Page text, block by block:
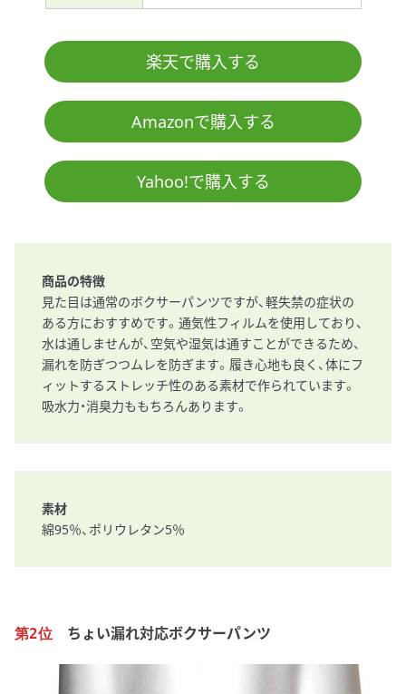
楽天で購入する
Amazonで購入する
Yahoo!で購入する
商品の特徴
見た目は通常のボクサーパンツですが、軽失禁の症状の
ある方におすすめです。通気性フィルムを使用しており、
水は通しませんが、空気や湿気は通すことができるため、
漏れを防ぎつつムレを防ぎます。履き心地も良く、体にフ
ィットするストレッチ性のある素材で作られています。
吸水力・消臭力ももちろんあります。
素材
綿95％、ポリウレタン5％
第2位 ちょい漏れ対応ボクサーパンツ